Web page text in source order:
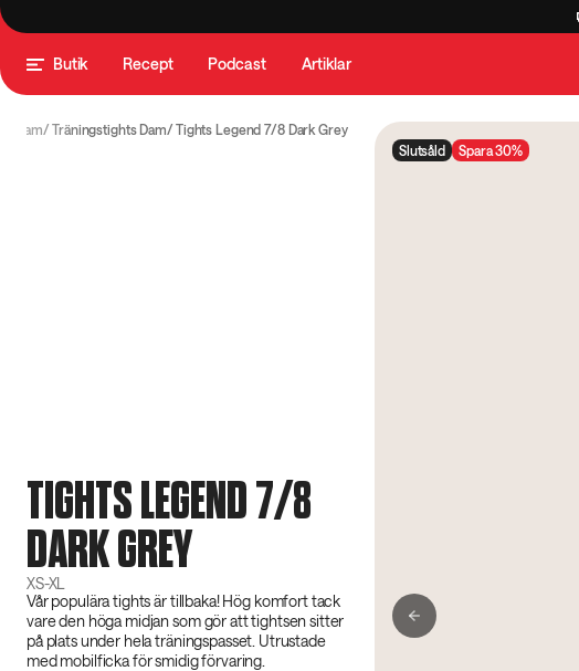
Butik Recept Podcast Artiklar
Dam Träningstights Dam Tights Legend 7/8 Dark Grey
TIGHTS LEGEND 7/8
DARK GREY
XS-XL
Vår populära tights är tillbaka! Hög komfort tack
vare den höga midjan som gör att tightsen sitter
på plats under hela träningspasset. Utrustade
med mobilficka för smidig förvaring.
Slutsåld Spara 30%